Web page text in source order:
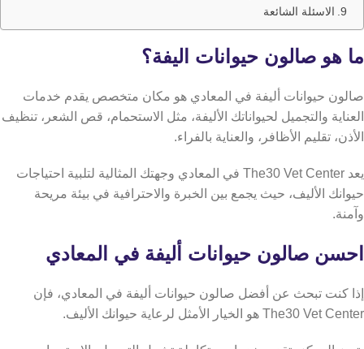
الاسئلة الشائعة
ما هو صالون حيوانات اليفة؟
صالون حيوانات أليفة في المعادي هو مكان متخصص يقدم خدمات
العناية والتجميل لحيواناتك الأليفة، مثل الاستحمام، قص الشعر، تنظيف
الأذن، تقليم الأظافر، والعناية بالفراء.
يعد The30 Vet Center في المعادي وجهتك المثالية لتلبية احتياجات
حيوانك الأليف، حيث يجمع بين الخبرة والاحترافية في بيئة مريحة
وآمنة.
احسن صالون حيوانات أليفة في المعادي
إذا كنت تبحث عن أفضل صالون حيوانات أليفة في المعادي، فإن
The30 Vet Center هو الخيار الأمثل لرعاية حيوانك الأليف.